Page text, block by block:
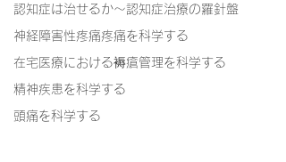
認知症は治せるか～認知症治療の羅針盤
神経障害性疼痛疼痛を科学する
在宅医療における褥瘡管理を科学する
精神疾患を科学する
頭痛を科学する